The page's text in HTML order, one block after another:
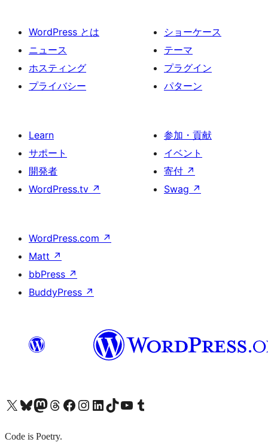
WordPress とは
ニュース
ホスティング
プライバシー
ショーケース
テーマ
プラグイン
パターン
Learn
サポート
開発者
WordPress.tv ↗
参加・貢献
イベント
寄付 ↗
Swag ↗
WordPress.com ↗
Matt ↗
bbPress ↗
BuddyPress ↗
X (旧 Twitter) アカウントへBluesky アカウントへMastodon アカウントへThreads アカウントへ Facebook ページへInstagram アカウントへ LinkedIn アカウントへTikTok アカウントへYouTube チャンネルへ Tumblr アカウントへ
Code is Poetry.